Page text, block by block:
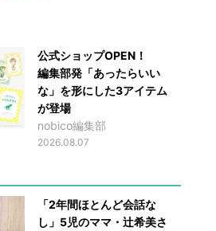
公式ショップOPEN！
編集部発「あったらいい
な」を形にした3アイテム
が登場
nobico編集部
2026.08.07
「2年間ほとんど会話な
し」5児のママ・辻希美さ